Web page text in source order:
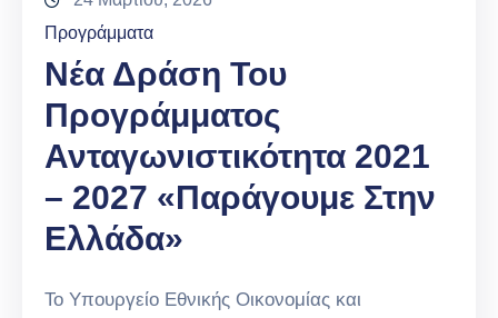
Προγράμματα
Νέα Δράση Του
Προγράμματος
Ανταγωνιστικότητα 2021
– 2027 «Παράγουμε Στην
Ελλάδα»
Το Υπουργείο Εθνικής Οικονομίας και